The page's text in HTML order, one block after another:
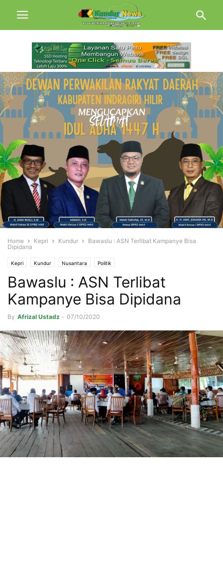
Home Kepri Kundur
Bawaslu : ASN Terlibat Kampanye Bisa
Dipidana
Kepri Kundur Nusantara Politik
Bawaslu : ASN Terlibat
Kampanye Bisa Dipidana
By Afrizal Ustadz - 07/10/2020